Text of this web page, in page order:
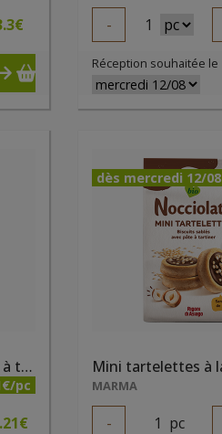
€ - 1
Réception souhaitée le
Mini tartelettes à la pâte à tartiner bianca Nocciolata et quinoa soufflé bio 250g
pc
€
dès mercredi 12/08
MARMA
- 1 pc